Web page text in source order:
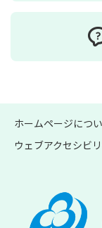
ホームページにつ
ウェブアクセシビ